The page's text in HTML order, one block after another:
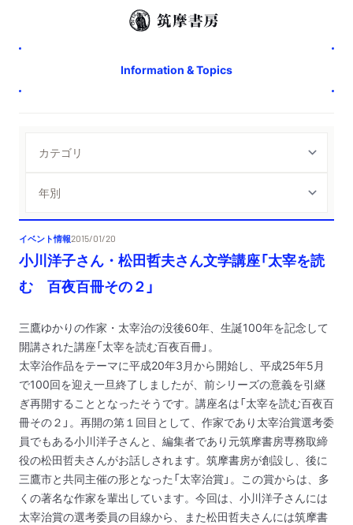
Information & Topics
イベント情報2015/01/20
小川洋子さん・松田哲夫さん文学講座「太宰を読
む 百夜百冊その２」
三鷹ゆかりの作家・太宰治の没後60年、生誕100年を記念して
開講された講座「太宰を読む百夜百冊」。
太宰治作品をテーマに平成20年3月から開始し、平成25年5月
で100回を迎え一旦終了しましたが、前シリーズの意義を引継
ぎ再開することとなったそうです。 講座名は「太宰を読む百夜百
冊その２」。再開の第１回目として、作家であり太宰治賞選考委
員でもある小川洋子さんと、編集者であり元筑摩書房専務取締
役の松田哲夫さんがお話しされます。 筑摩書房が創設し、後に
三鷹市と共同主催の形となった「太宰治賞」。この賞からは、多
くの著名な作家を輩出しています。今回は、小川洋子さんには
太宰治賞の選考委員の目線から、また松田哲夫さんには筑摩書